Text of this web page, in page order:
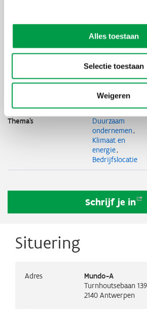
Alles toestaan
Selectie toestaan
Weigeren
idee kunnen opbouwen. Een
inschrijvingsdatum
9 september 2026
€ 900 (excl.
bird-korting tot
Transition
Thema's
Duurzaam
ondernemen
Klimaat en
energie
Bedrijfslocatie
Schrijf je in
Situering
Adres
Mundo-A
Turnhoutsebaan
2140 Antwerpen